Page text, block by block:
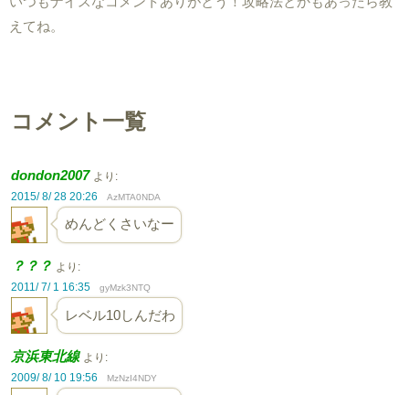
えてね。
コメント一覧
dondon2007 より:
2015/ 8/ 28 20:26
AzMTA0NDA
めんどくさいなー
？？？ より:
2011/ 7/ 1 16:35
gyMzk3NTQ
レベル10しんだわ
京浜東北線 より:
2009/ 8/ 10 19:56
MzNzI4NDY